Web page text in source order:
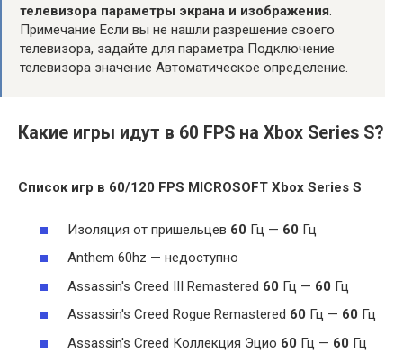
телевизора параметры экрана и изображения.
Примечание Если вы не нашли разрешение своего
телевизора, задайте для параметра Подключение
телевизора значение Автоматическое определение.
Какие игры идут в 60 FPS на Xbox Series S?
Список игр в 60/120 FPS MICROSOFT Xbox Series S
Изоляция от пришельцев 60 Гц — 60 Гц
Anthem 60hz — недоступно
Assassin's Creed III Remastered 60 Гц — 60 Гц
Assassin's Creed Rogue Remastered 60 Гц — 60 Гц
Assassin's Creed Коллекция Эцио 60 Гц — 60 Гц